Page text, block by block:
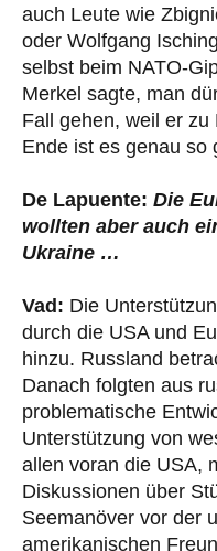
auch Leute wie
oder Wolfgang
selbst beim NATO-
Merkel sagte, man
Fall gehen, weil er zu
Ende ist es genau so
De Lapuente: Die
wollten aber auch
Ukraine …
Vad: Die
durch die USA und
hinzu. Russland
Danach folgten aus
problematische
Unterstützung von
allen voran die USA,
Diskussionen über
Seemanöver vor der
amerikanischen